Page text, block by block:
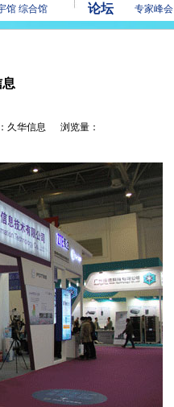
馆 综合馆
论坛
专家峰会
久华信息 浏览量：